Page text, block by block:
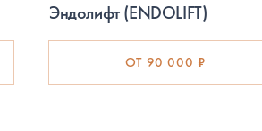
Эндолифт (ENDOLIFT)
ОТ 90 000 ₽